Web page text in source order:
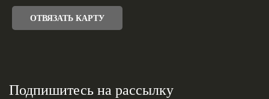
ОТВЯЗАТЬ КАРТУ
Подпишитесь на рассылку